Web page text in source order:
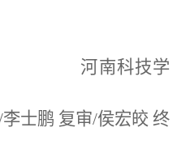
河南科技学
士鹏 复审/侯宏皎 终